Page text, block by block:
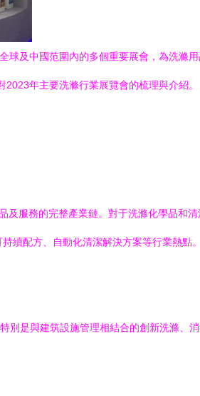
球及中國范圍內的多個重要展會，為洗滌
年主要洗滌行業展覽會的梳理與介紹。
及服務的完整產業鏈。對于洗滌化學品和
續配方、自動化清潔解決方案等行業熱點。
別是與建筑設施管理相結合的創新洗滌、